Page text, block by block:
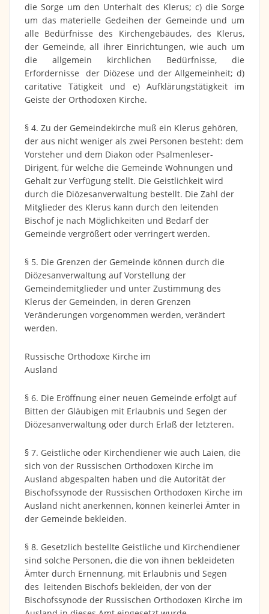
die Sorge um den Unterhalt des Klerus; c) die Sorge
um das materielle Gedeihen der Gemeinde und um
alle Bedürfnisse des Kirchengebäudes, des Klerus,
der Gemeinde, all ihrer Einrichtungen, wie auch um
die allgemein kirchlichen Bedürfnisse, die
Erfordernisse der Diözese und der Allgemeinheit; d)
caritative Tätigkeit und e) Aufklärungstätigkeit im
Geiste der Orthodoxen Kirche.
§ 4. Zu der Gemeindekirche muß ein Klerus gehören,
der aus nicht weniger als zwei Personen besteht: dem
Vorsteher und dem Diakon oder Psalmenleser-
Dirigent, für welche die Gemeinde Wohnungen und
Gehalt zur Verfügung stellt. Die Geistlichkeit wird
durch die Diözesanverwaltung bestellt. Die Zahl der
Mitglieder des Klerus kann durch den leitenden
Bischof je nach Möglichkeiten und Bedarf der
Gemeinde vergrößert oder verringert werden.
§ 5. Die Grenzen der Gemeinde können durch die
Diözesanverwaltung auf Vorstellung der
Gemeindemitglieder und unter Zustimmung des
Klerus der Gemeinden, in deren Grenzen
Veränderungen vorgenommen werden, verändert
werden.
Russische Orthodoxe Kirche im
Ausland
§ 6. Die Eröffnung einer neuen Gemeinde erfolgt auf
Bitten der Gläubigen mit Erlaubnis und Segen der
Diözesanverwaltung oder durch Erlaß der letzteren.
§ 7. Geistliche oder Kirchendiener wie auch Laien, die
sich von der Russischen Orthodoxen Kirche im
Ausland abgespalten haben und die Autorität der
Bischofssynode der Russischen Orthodoxen Kirche im
Ausland nicht anerkennen, können keinerlei Ämter in
der Gemeinde bekleiden.
§ 8. Gesetzlich bestellte Geistliche und Kirchendiener
sind solche Personen, die die von ihnen bekleideten
Ämter durch Ernennung, mit Erlaubnis und Segen
des leitenden Bischofs bekleiden, der von der
Bischofssynode der Russischen Orthodoxen Kirche im